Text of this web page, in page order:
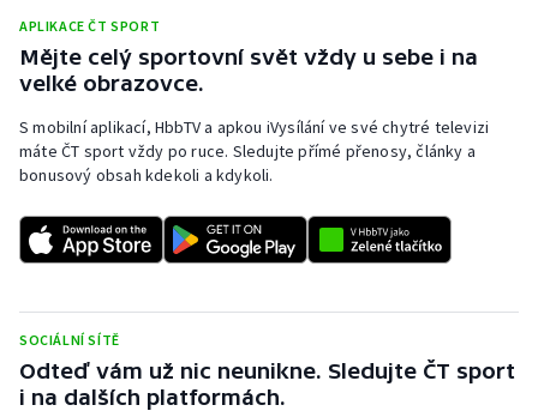
Rychlobruslení
Rychlostní kanoistika
Short track
Stolní tenis
Triatlon
Veslování
APLIKACE ČT SPORT
Mějte celý sportovní svět vždy u sebe i na
velké obrazovce.
S mobilní aplikací, HbbTV a apkou iVysílání ve své chytré televizi
máte ČT sport vždy po ruce. Sledujte přímé přenosy, články a
bonusový obsah kdekoli a kdykoli.
SOCIÁLNÍ SÍTĚ
Odteď vám už nic neunikne. Sledujte ČT sport
i na dalších platformách.